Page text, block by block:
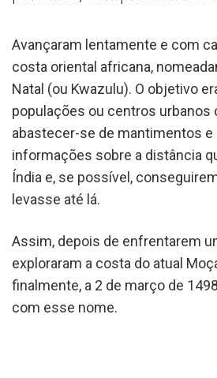
Avançaram lentamente e com
costa oriental africana,
Natal (ou Kwazulu). O objetivo
populações ou centros urbanos
abastecer-se de mantimentos e
informações sobre a distância
Índia e, se possível,
levasse até lá.
Assim, depois de enfrentarem
exploraram a costa do atual
finalmente, a 2 de março de
com esse nome.